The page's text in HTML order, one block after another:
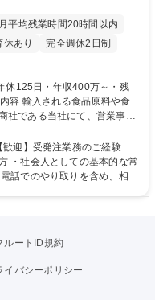
月平均残業時間20時間以内
休あり
完全週休2日制
社である当社にて、営業事務
、電話対応などの業務をお任
業サポートをお願いします。
先輩社員OJTと共に業務を
迎】受発注業務のご経験
・社会人としての基本的な常
話でのやり取りを含め、相手
ルートID規約
イバシーポリシー